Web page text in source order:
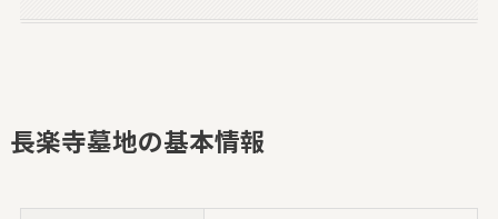
長楽寺墓地の基本情報